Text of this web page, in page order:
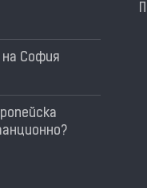
София